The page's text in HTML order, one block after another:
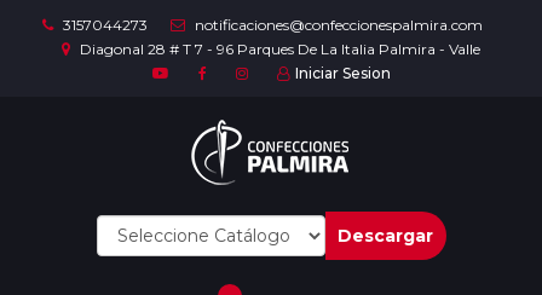
3157044273
notificaciones@confeccionespalmira.com
Diagonal 28 # T 7 - 96 Parques De La Italia Palmira - Valle
Iniciar Sesion
Descargar
Contacto